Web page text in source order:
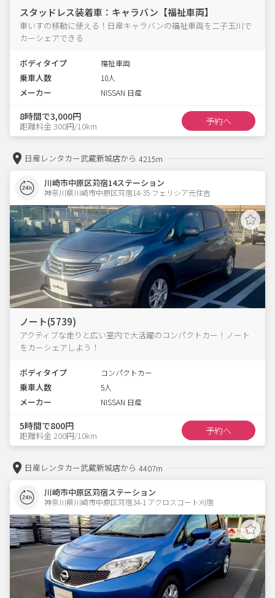
スタッドレス装着車：キャラバン【福祉車両】
車いすの移動に使える！日産キャラバンの福祉車両を二子玉川で
カーシェアできる
ボディタイプ 福祉車両
乗車人数 10人
メーカー NISSAN 日産
8時間で3,000円
距離料金 300円/10km 予約へ
日産レンタカー武蔵新城店から 4215m
川崎市中原区苅宿14ステーション
神奈川県川崎市中原区苅宿14-35 フェリシア元住吉
ノート(5739)
アクティブな走りと広い室内で大活躍のコンパクトカー！ノート
をカーシェアしよう！
ボディタイプ コンパクトカー
乗車人数 5人
メーカー NISSAN 日産
5時間で800円
距離料金 200円/10km 予約へ
日産レンタカー武蔵新城店から 4407m
川崎市中原区苅宿ステーション
神奈川県川崎市中原区苅宿34-1 アクロスコート刈宿